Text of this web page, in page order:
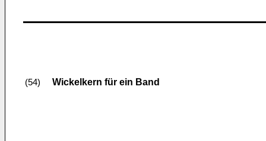
(54) Wickelkern für ein Band